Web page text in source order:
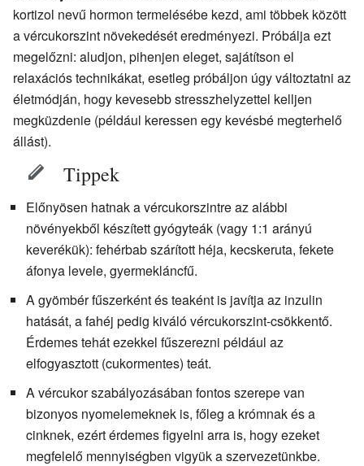
kortizol nevű hormon termelésébe kezd, ami többek között
a vércukorszint növekedését eredményezi. Próbálja ezt
megelőzni: aludjon, pihenjen eleget, sajátítson el
relaxációs technikákat, esetleg próbáljon úgy változtatni az
életmódján, hogy kevesebb stresszhelyzettel kelljen
megküzdenie (például keressen egy kevésbé megterhelő
állást).
Tippek
Előnyösen hatnak a vércukorszintre az alábbi
növényekből készített gyógyteák (vagy 1:1 arányú
keverékük): fehérbab szárított héja, kecskeruta, fekete
áfonya levele, gyermekláncfű.
A gyömbér fűszerként és teaként is javítja az inzulin
hatását, a fahéj pedig kiváló vércukorszint-csökkentő.
Érdemes tehát ezekkel fűszerezni például az
elfogyasztott (cukormentes) teát.
A vércukor szabályozásában fontos szerepe van
bizonyos nyomelemeknek is, főleg a krómnak és a
cinknek, ezért érdemes figyelni arra is, hogy ezeket
megfelelő mennyiségben vigyük a szervezetünkbe.